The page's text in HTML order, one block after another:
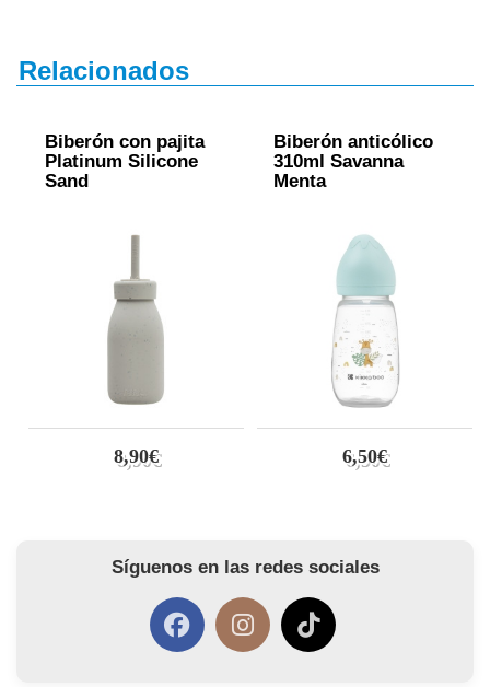
Relacionados
Biberón con pajita
Platinum Silicone
Sand
8,90€
Biberón anticólico
310ml Savanna
Menta
6,50€
Síguenos en las redes sociales